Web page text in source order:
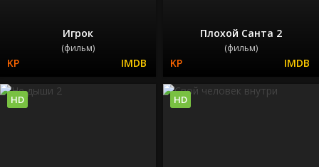
Игрок
(фильм)
Плохой Санта 2
(фильм)
HD HD